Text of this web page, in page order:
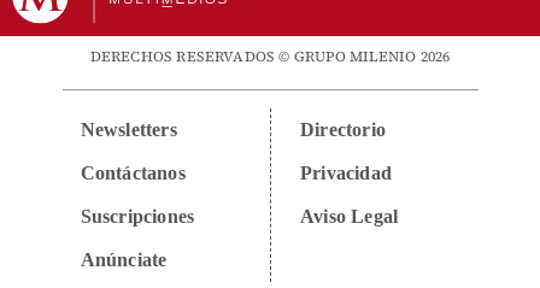
DERECHOS RESERVADOS © GRUPO MILENIO 2026
Newsletters
Contáctanos
Suscripciones
Anúnciate
Directorio
Privacidad
Aviso Legal